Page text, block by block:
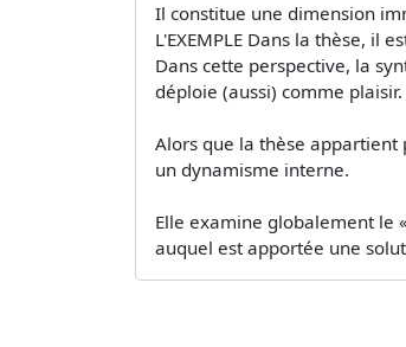
Il constitue une dimension
L'EXEMPLE Dans la thèse, il
Dans cette perspective, la
déploie (aussi) comme plaisir.
Alors que la thèse appartient
un dynamisme interne.
Elle examine globalement le
auquel est apportée une